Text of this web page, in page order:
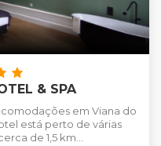
& SPA
em Viana do
está perto de várias
de 1,5 km...